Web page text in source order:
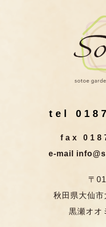
tel
fax
e-mail
〒
秋田県大仙
黒瀬オオ